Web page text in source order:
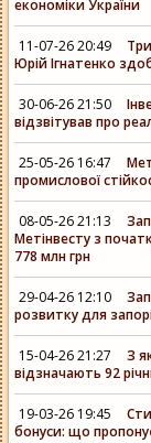
економіки України
11-07-26 20:49
Юрій Ігнатенко
30-06-26 21:50
відзвітував про
25-05-26 16:47
промислової
08-05-26 21:13
Метінвесту з
778 млн грн
29-04-26 12:10
розвитку для
15-04-26 21:27
З
відзначають 92
19-03-26 19:45
бонуси: що